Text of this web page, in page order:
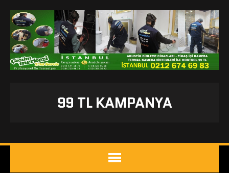
99 TL KAMPANYA